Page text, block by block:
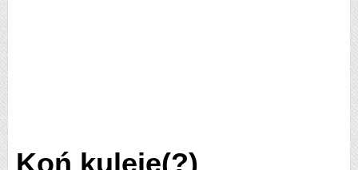
Koń kuleje(?)